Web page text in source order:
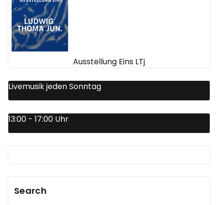
Ausstellung Eins LTj
Livemusik jeden Sonntag
13:00 - 17:00 Uhr
Search